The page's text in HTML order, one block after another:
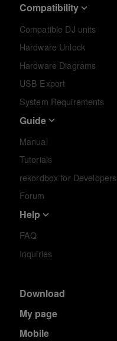
Compatibility
Compatible DJ units
Hardware Unlock
Hardware Diagrams
USB Export
System Requirements
Guide
Manual
Tutorials
rekordbox for Developers
Forum
Help
FAQ
Inquiries
Download
My page
Mobile